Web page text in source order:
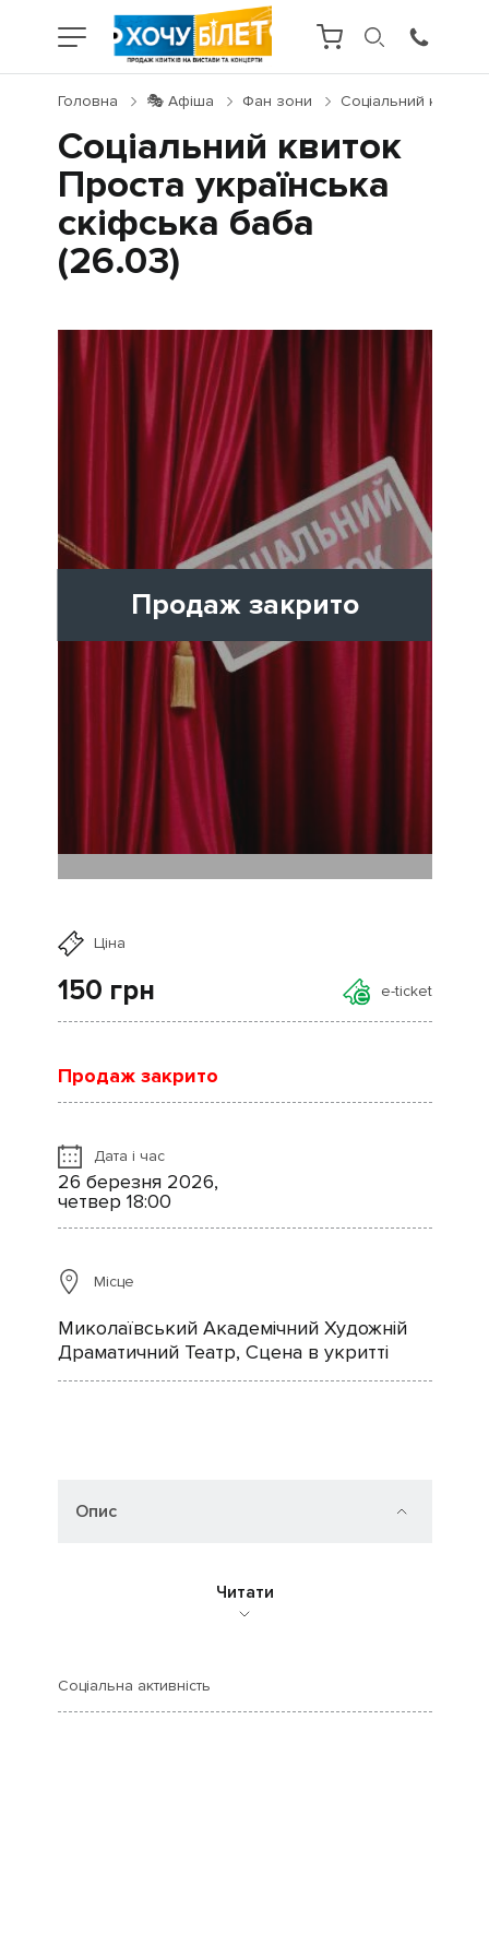
Головна 🎭 Афіша Фан зони Соціальний квиток
Соціальний квиток
Проста українська
скіфська баба
(26.03)
Продаж закрито
Ціна
150 грн e-ticket
Продаж закрито
Дата і час
26 березня 2026,
четвер 18:00
Місце
Миколаївський Академічний Художній
Драматичний Театр, Сцена в укритті
Опис
Читати
Соціальна активність